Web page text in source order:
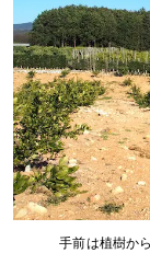
手前は植樹か